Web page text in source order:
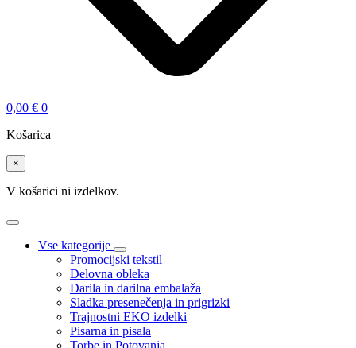
0,00 € 0
Košarica
×
V košarici ni izdelkov.
Vse kategorije
Promocijski tekstil
Delovna obleka
Darila in darilna embalaža
Sladka presenečenja in prigrizki
Trajnostni EKO izdelki
Pisarna in pisala